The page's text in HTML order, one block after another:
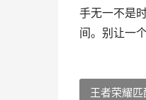
手无一不是
间。别让一
王者荣耀匹